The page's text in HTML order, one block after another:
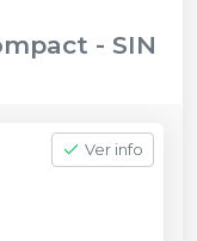
- SIN
Ver info